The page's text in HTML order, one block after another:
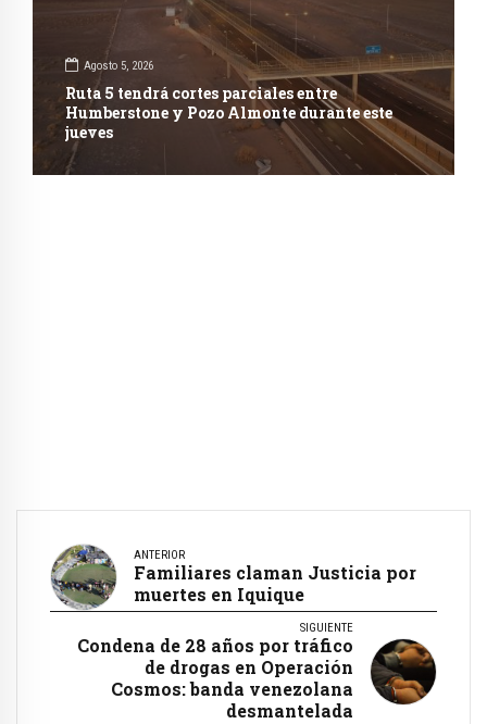
Agosto 5, 2026
Ruta 5 tendrá cortes parciales entre
Humberstone y Pozo Almonte durante este
jueves
ANTERIOR
Familiares claman Justicia por
muertes en Iquique
SIGUIENTE
Condena de 28 años por tráfico
de drogas en Operación
Cosmos: banda venezolana
desmantelada